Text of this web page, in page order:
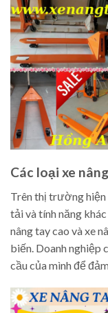
Các loại xe
Trên thị trường hiện
tải và tính năng
nâng tay cao và xe
biến. Doanh nghiệp
cầu của mình để